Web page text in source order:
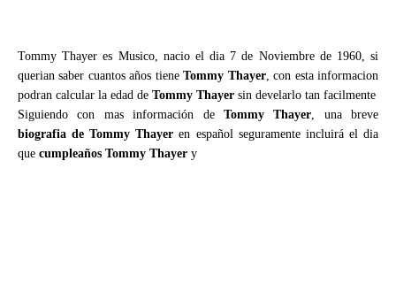
Tommy Thayer es Musico, nacio el dia 7 de Noviembre de 1960, si
querian saber cuantos años tieneTommy Thayer, con esta informacion
podran calcular la edad de Tommy Thayer sin develarlo tan facilmente
Siguiendo con mas información de Tommy Thayer, una breve
biografia de Tommy Thayer en español seguramente incluirá el dia
que cumpleaños Tommy Thayer y